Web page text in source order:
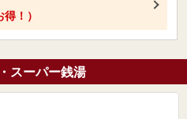
！）
スーパー銭湯